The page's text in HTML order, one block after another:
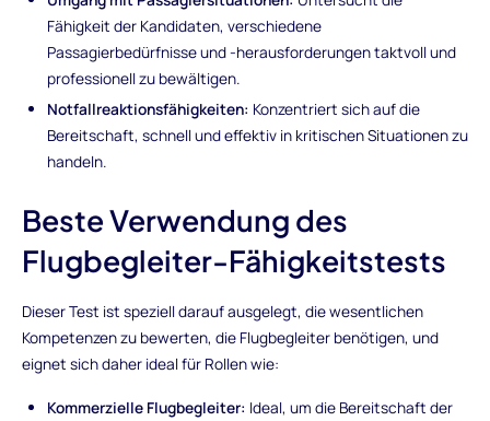
Fähigkeit der Kandidaten, verschiedene
Passagierbedürfnisse und -herausforderungen taktvoll und
professionell zu bewältigen.
Notfallreaktionsfähigkeiten: Konzentriert sich auf die
Bereitschaft, schnell und effektiv in kritischen Situationen zu
handeln.
Beste Verwendung des
Flugbegleiter-Fähigkeitstests
Dieser Test ist speziell darauf ausgelegt, die wesentlichen
Kompetenzen zu bewerten, die Flugbegleiter benötigen, und
eignet sich daher ideal für Rollen wie:
Kommerzielle Flugbegleiter: Ideal, um die Bereitschaft der